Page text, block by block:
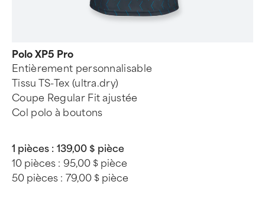
Polo XP5 Pro
Entièrement personnalisable
Tissu TS-Tex (ultra.dry)
Coupe Regular Fit ajustée
Col polo à boutons
1 pièces : 139,00 $ pièce
10 pièces : 95,00 $ pièce
50 pièces : 79,00 $ pièce